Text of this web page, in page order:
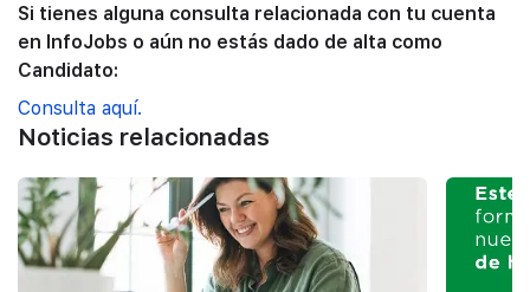
Si tienes alguna consulta relacionada con tu cuenta
en InfoJobs o aún no estás dado de alta como
Candidato:
Consulta aquí.
Noticias relacionadas